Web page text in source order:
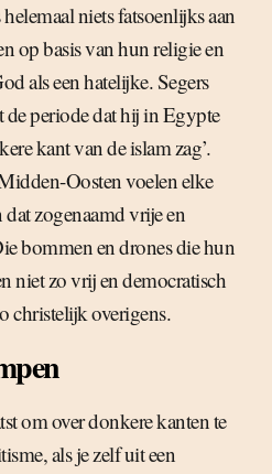
niets fatsoenlijks aan
op basis van hun religie en
als een hatelijke. Segers
de periode dat hij in Egypte
kant van de islam zag’.
Oosten voelen elke
zogenaamd vrije en
bommen en drones die hun
niet zo vrij en democratisch
christelijk overigens.
om over donkere kanten te
als je zelf uit een